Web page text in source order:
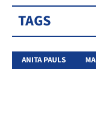
TAGS
ANITA PAULS